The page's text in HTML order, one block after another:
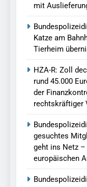
mit
Katze am
Tierheim
HZA-R: Zoll
rund 45.000
der
rechtskräftiger
gesuchtes
geht ins Netz
europäischen